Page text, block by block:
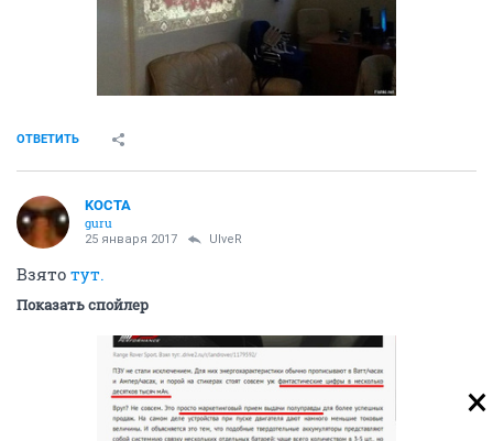
ОТВЕТИТЬ
KOCTA
guru
25 января 2017 UlveR
Взято тут.
Показать спойлер